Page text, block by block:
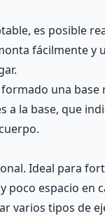
es posible
fácilmente
una base
a la base, que
Ideal para
espacio en
varios tipos de